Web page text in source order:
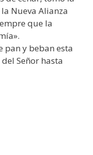
Nueva Alianza
que la
pan y beban esta
Señor hasta